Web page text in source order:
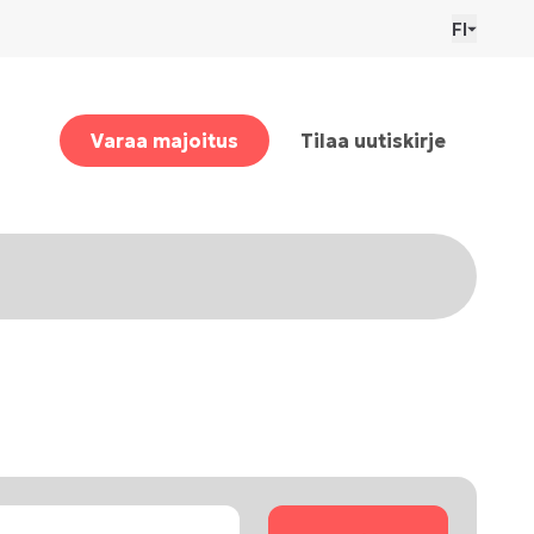
FI
Varaa majoitus Tilaa uutiskirje